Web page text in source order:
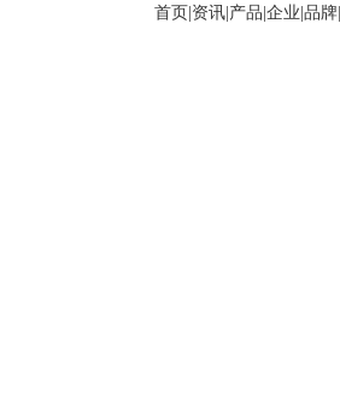
首页 资讯 产品 企业 品牌